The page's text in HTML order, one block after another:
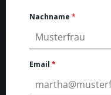
Nachname *
Email *